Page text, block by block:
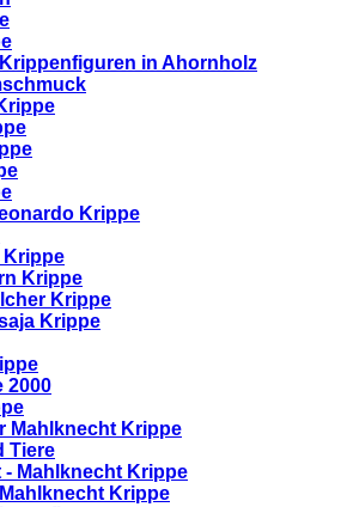
in Ahornholz
Krippe
Krippe
Krippe
Krippe
Krippe
2000
Mahlknecht Krippe
Tiere
- Mahlknecht Krippe
Krippe